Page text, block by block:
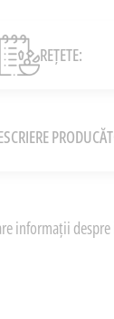
REȚETE:
informații